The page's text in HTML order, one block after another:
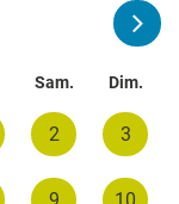
Sam. Dim.
2 3
9 10